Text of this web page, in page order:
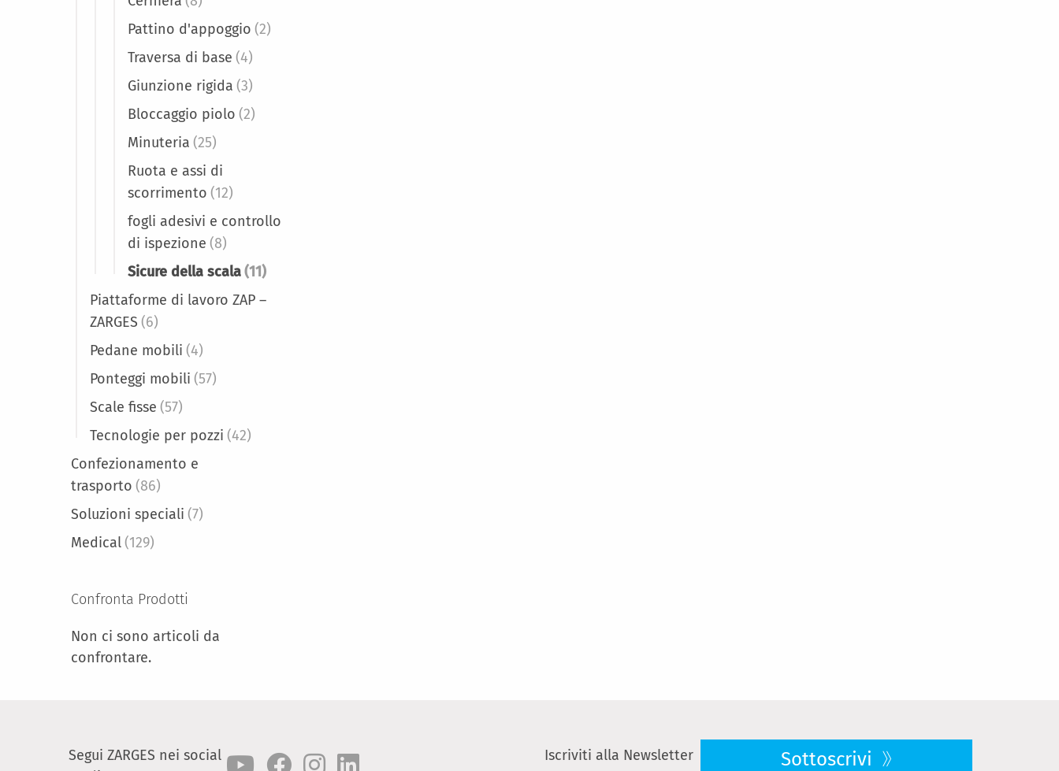
Pattino d'appoggio (2)
Traversa di base (4)
Giunzione rigida (3)
Bloccaggio piolo (2)
Minuteria (25)
Ruota e assi di
scorrimento (12)
fogli adesivi e controllo
di ispezione (8)
Sicure della scala(11)
Piattaforme di lavoro ZAP –
ZARGES (6)
Pedane mobili (4)
Ponteggi mobili (57)
Scale fisse (57)
Tecnologie per pozzi (42)
Confezionamento e
trasporto (86)
Soluzioni speciali (7)
Medical(129)
Confronta Prodotti
Non ci sono articoli da
confrontare.
Segui ZARGES nei social
Iscriviti alla Newsletter
Sottoscrivi